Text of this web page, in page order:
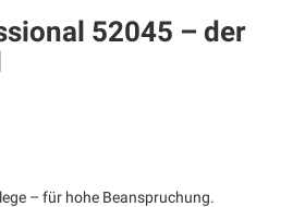
52045 – der
– für hohe Beanspruchung.